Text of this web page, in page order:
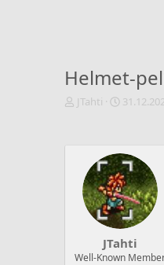
Helmet-
V
n
JTahti
A
t
u
s
p
ä
i
v
ä
JTahti
Well-Known